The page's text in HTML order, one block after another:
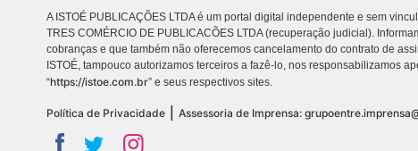
A ISTOÉ PUBLICAÇÕES LTDA é um portal digital independente e sem
TRES COMÉRCIO DE PUBLICACÕES LTDA (recuperação judicial).
cobranças e que também não oferecemos cancelamento do contrato de
ISTOÉ, tampouco autorizamos terceiros a fazê-lo, nos responsabilizamos
“https://istoe.com.br” e seus respectivos sites.
Política de Privacidade Assessoria de Imprensa: